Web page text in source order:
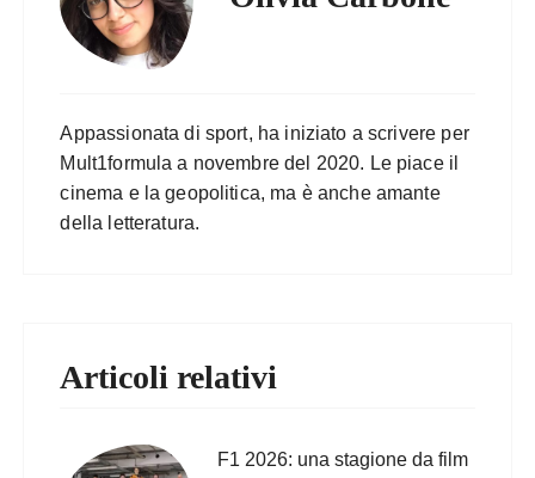
Appassionata di sport, ha iniziato a scrivere per
Mult1formula a novembre del 2020. Le piace il
cinema e la geopolitica, ma è anche amante
della letteratura.
Articoli relativi
F1 2026: una stagione da film